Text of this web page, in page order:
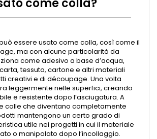
come colla?
essere usato come colla, così come il
ma con alcune particolarità da
come adesivo a base d’acqua,
tessuto, cartone e altri materiali
creativi e di découpage. Una volta
leggermente nelle superfici, creando
e resistente dopo l’asciugatura. A
colle che diventano completamente
mantengono un certo grado di
utile nei progetti in cui il materiale
o manipolato dopo l’incollaggio.